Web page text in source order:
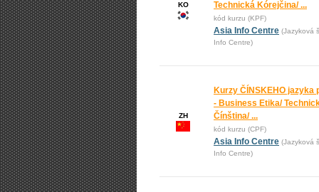
KO
Technická Kórejčina/ ...
kód kurzu (KPF)
Asia Info Centre (Jazyková
Info Centre)
ZH
Kurzy ČÍNSKEHO jazyka
- Business Etika/
Čínština/ ...
kód kurzu (CPF)
Asia Info Centre (Jazyková
Info Centre)